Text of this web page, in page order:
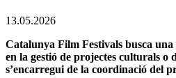
13.05.2026
Catalunya Film Festivals busca
en la gestió de projectes culturals o
s’encarregui de la coordinació del